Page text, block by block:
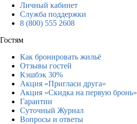
Личный кабинет
Служба поддержки
8 (800) 555 2608
Гостям
Как бронировать жильё
Отзывы гостей
Кэшбэк 30%
Акция «Пригласи друга»
Акция «Скидка на первую бронь»
Гарантии
Суточный Журнал
Вопросы и ответы